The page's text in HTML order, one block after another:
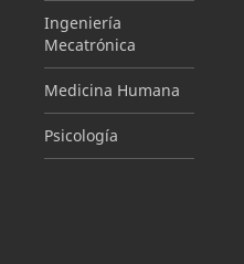
Ingeniería
Mecatrónica
Medicina Humana
Psicología